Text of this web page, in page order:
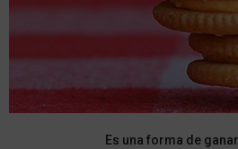
Es una forma de